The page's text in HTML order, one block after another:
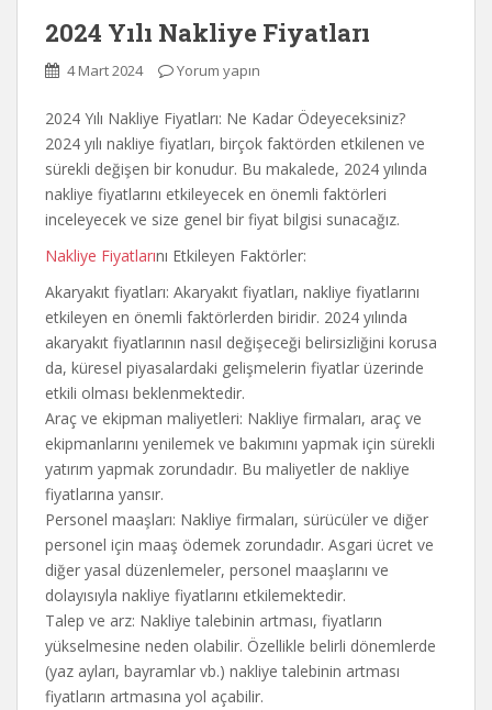
2024 Yılı Nakliye Fiyatları
4 Mart 2024 Yorum yapın
2024 Yılı Nakliye Fiyatları: Ne Kadar Ödeyeceksiniz?
2024 yılı nakliye fiyatları, birçok faktörden etkilenen ve
sürekli değişen bir konudur. Bu makalede, 2024 yılında
nakliye fiyatlarını etkileyecek en önemli faktörleri
inceleyecek ve size genel bir fiyat bilgisi sunacağız.
Nakliye Fiyatlarını Etkileyen Faktörler:
Akaryakıt fiyatları: Akaryakıt fiyatları, nakliye fiyatlarını
etkileyen en önemli faktörlerden biridir. 2024 yılında
akaryakıt fiyatlarının nasıl değişeceği belirsizliğini korusa
da, küresel piyasalardaki gelişmelerin fiyatlar üzerinde
etkili olması beklenmektedir.
Araç ve ekipman maliyetleri: Nakliye firmaları, araç ve
ekipmanlarını yenilemek ve bakımını yapmak için sürekli
yatırım yapmak zorundadır. Bu maliyetler de nakliye
fiyatlarına yansır.
Personel maaşları: Nakliye firmaları, sürücüler ve diğer
personel için maaş ödemek zorundadır. Asgari ücret ve
diğer yasal düzenlemeler, personel maaşlarını ve
dolayısıyla nakliye fiyatlarını etkilemektedir.
Talep ve arz: Nakliye talebinin artması, fiyatların
yükselmesine neden olabilir. Özellikle belirli dönemlerde
(yaz ayları, bayramlar vb.) nakliye talebinin artması
fiyatların artmasına yol açabilir.